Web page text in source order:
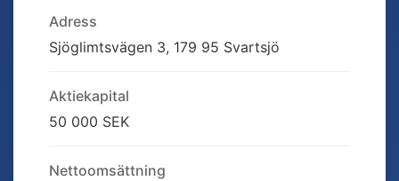
Adress
Sjöglimtsvägen 3, 179 95 Svartsjö
Aktiekapital
50 000 SEK
Nettoomsättning